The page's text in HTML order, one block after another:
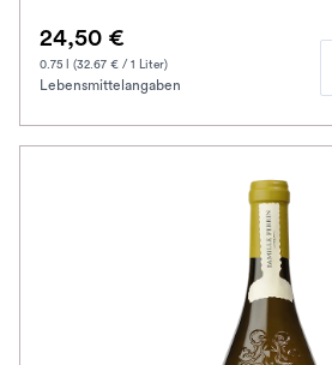
24,50 €
0.75 l (32.67 € / 1 Liter)
Lebensmittelangaben